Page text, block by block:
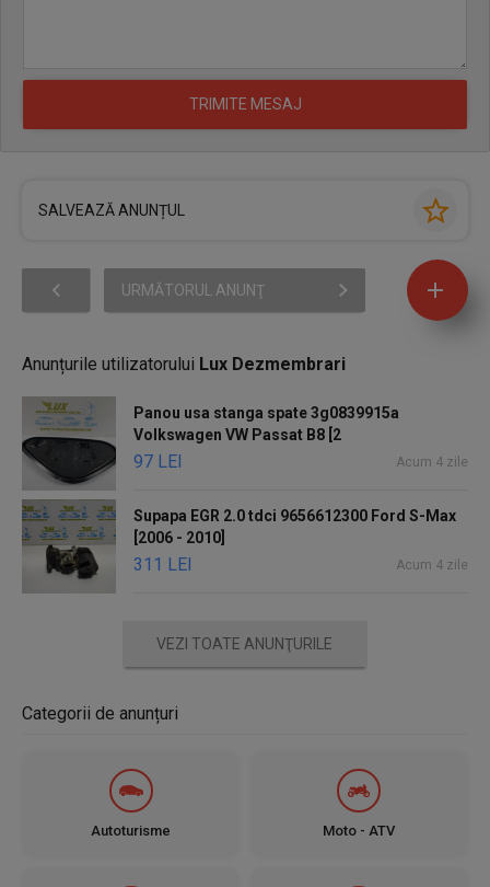
SALVEAZĂ ANUNȚUL
URMĂTORUL ANUNŢ
Anunțurile utilizatorului Lux Dezmembrari
Panou usa stanga spate 3g0839915a
Volkswagen VW Passat B8 [2
97 LEI Acum 4 zile
Supapa EGR 2.0 tdci 9656612300 Ford S-Max
[2006 - 2010]
311 LEI Acum 4 zile
VEZI TOATE ANUNŢURILE
Categorii de anunțuri
Autoturisme Moto - ATV